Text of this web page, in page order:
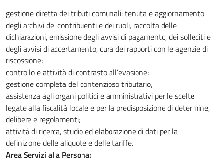
gestione diretta dei tributi comunali: tenuta e aggiornamento
degli archivi dei contribuenti e dei ruoli, raccolta delle
dichiarazioni, emissione degli avvisi di pagamento, dei solleciti e
degli avvisi di accertamento, cura dei rapporti con le agenzie di
riscossione;
controllo e attività di contrasto all’evasione;
gestione completa del contenzioso tributario;
assistenza agli organi politici e amministrativi per le scelte
legate alla fiscalità locale e per la predisposizione di determine,
delibere e regolamenti;
attività di ricerca, studio ed elaborazione di dati per la
definizione delle aliquote e delle tariffe.
Area Servizi alla Persona: